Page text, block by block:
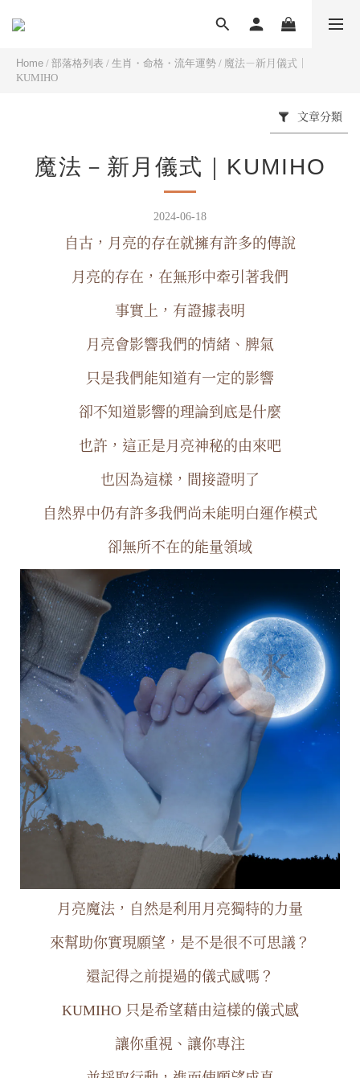
Home / 部落格列表 / 生肖・命格・流年運勢 / 魔法－新月儀式｜
KUMIHO
文章分類
魔法－新月儀式｜KUMIHO
2024-06-18
自古，月亮的存在就擁有許多的傳說
月亮的存在，在無形中牽引著我們
事實上，有證據表明
月亮會影響我們的情緒、脾氣
只是我們能知道有一定的影響
卻不知道影響的理論到底是什麼
也許，這正是月亮神秘的由來吧
也因為這樣，間接證明了
自然界中仍有許多我們尚未能明白運作模式
卻無所不在的能量領域
月亮魔法，自然是利用月亮獨特的力量
來幫助你實現願望，是不是很不可思議？
還記得之前提過的儀式感嗎？
KUMIHO 只是希望藉由這樣的儀式感
讓你重視、讓你專注